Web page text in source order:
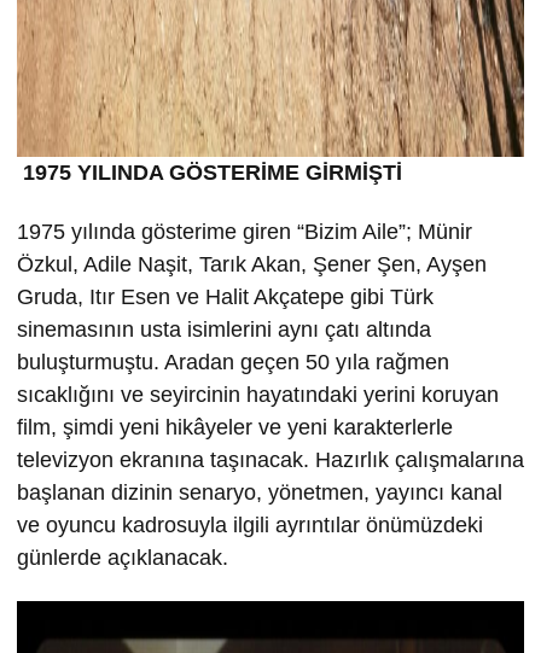
1975 YILINDA GÖSTERİME GİRMİŞTİ
1975 yılında gösterime giren “Bizim Aile”; Münir
Özkul, Adile Naşit, Tarık Akan, Şener Şen, Ayşen
Gruda, Itır Esen ve Halit Akçatepe gibi Türk
sinemasının usta isimlerini aynı çatı altında
buluşturmuştu. Aradan geçen 50 yıla rağmen
sıcaklığını ve seyircinin hayatındaki yerini koruyan
film, şimdi yeni hikâyeler ve yeni karakterlerle
televizyon ekranına taşınacak. Hazırlık çalışmalarına
başlanan dizinin senaryo, yönetmen, yayıncı kanal
ve oyuncu kadrosuyla ilgili ayrıntılar önümüzdeki
günlerde açıklanacak.